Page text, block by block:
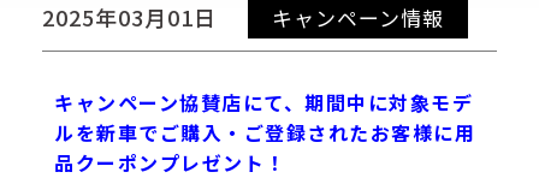
2025年03月01日 キャンペーン情報
キャンペーン協賛店にて、期間中に対象モデ
ルを新車でご購入・ご登録されたお客様に用
品クーポンプレゼント！